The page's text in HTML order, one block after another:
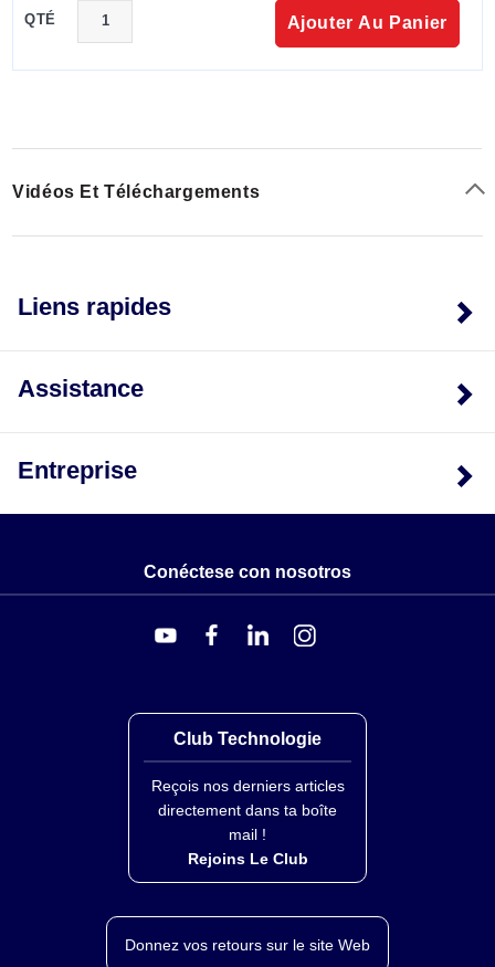
montage).
QTÉ Ajouter Au Panier
Vidéos Et Téléchargements
Liens rapides
Assistance
Entreprise
Conéctese con nosotros
Club Technologie
Reçois nos derniers articles
directement dans ta boîte
mail !
Rejoins Le Club
Donnez vos retours sur le site Web